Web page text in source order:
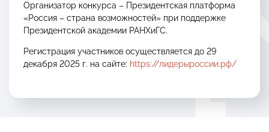
Организатор конкурса – Президентская платформа
«Россия – страна возможностей» при поддержке
Президентской академии РАНХиГС.
Регистрация участников осуществляется до 29
декабря 2025 г. на сайте: https://лидерыроссии.рф/